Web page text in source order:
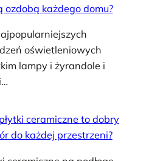
ozdobą każdego domu?
oświetleniowych
lampy i żyrandole i
ceramiczne to dobry
do każdej przestrzeni?